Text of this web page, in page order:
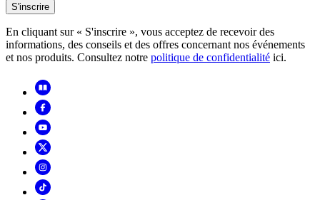
S'inscrire
En cliquant sur « S'inscrire », vous acceptez de recevoir des
informations, des conseils et des offres concernant nos événements
et nos produits. Consultez notre politique de confidentialité ici.